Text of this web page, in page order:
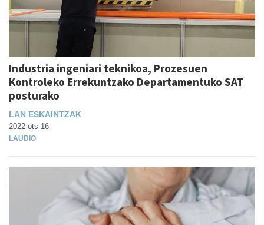
Industria ingeniari teknikoa, Prozesuen
Kontroleko Errekuntzako Departamentuko SAT
posturako
LAN ESKAINTZAK
2022 ots 16
LAUDIO